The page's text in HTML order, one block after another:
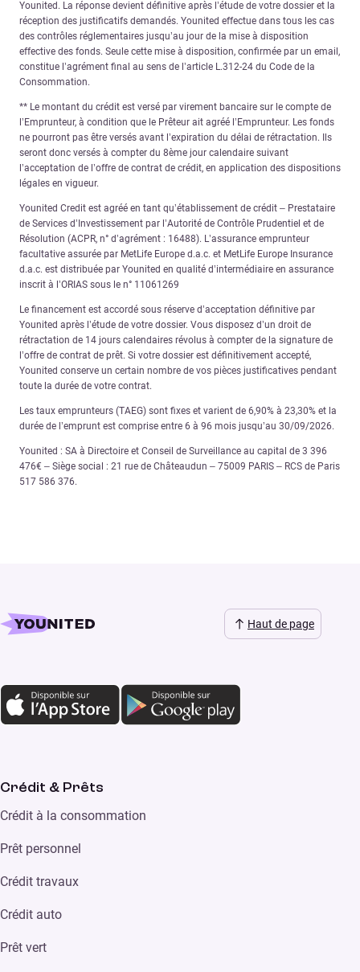
Younited. La réponse devient définitive après l’étude de votre dossier et la
réception des justificatifs demandés. Younited effectue dans tous les cas
des contrôles réglementaires jusqu’au jour de la mise à disposition
effective des fonds. Seule cette mise à disposition, confirmée par un email,
constitue l’agrément final au sens de l’article L.312-24 du Code de la
Consommation.
** Le montant du crédit est versé par virement bancaire sur le compte de
l’Emprunteur, à condition que le Prêteur ait agréé l’Emprunteur. Les fonds
ne pourront pas être versés avant l’expiration du délai de rétractation. Ils
seront donc versés à compter du 8ème jour calendaire suivant
l’acceptation de l’offre de contrat de crédit, en application des dispositions
légales en vigueur.
Younited Credit est agréé en tant qu’établissement de crédit – Prestataire
de Services d’Investissement par l’Autorité de Contrôle Prudentiel et de
Résolution (ACPR, n° d’agrément : 16488). L’assurance emprunteur
facultative assurée par MetLife Europe d.a.c. et MetLife Europe Insurance
d.a.c. est distribuée par Younited en qualité d’intermédiaire en assurance
inscrit à l’ORIAS sous le n° 11061269
Le financement est accordé sous réserve d’acceptation définitive par
Younited après l’étude de votre dossier. Vous disposez d’un droit de
rétractation de 14 jours calendaires révolus à compter de la signature de
l’offre de contrat de prêt. Si votre dossier est définitivement accepté,
Younited conserve un certain nombre de vos pièces justificatives pendant
toute la durée de votre contrat.
Les taux emprunteurs (TAEG) sont fixes et varient de 6,90% à 23,30% et la
durée de l’emprunt est comprise entre 6 à 96 mois jusqu’au 30/09/2026.
Younited : SA à Directoire et Conseil de Surveillance au capital de 3 396
476€ – Siège social : 21 rue de Châteaudun – 75009 PARIS – RCS de Paris
517 586 376.
Haut de page
Crédit & Prêts
Crédit à la consommation
Prêt personnel
Crédit travaux
Crédit auto
Prêt vert